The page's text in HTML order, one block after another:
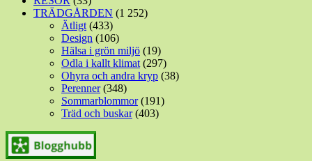
TRÄDGÅRDEN (1 252)
Ätligt (433)
Design (106)
Hälsa i grön miljö (19)
Odla i kallt klimat (297)
Ohyra och andra kryp (38)
Perenner(348)
Sommarblommor(191)
Träd och buskar(403)